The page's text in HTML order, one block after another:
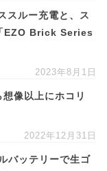
スルー充電と、ス
EZO Brick Series
2023年8月1日
像以上にホコリ
2022年12月31日
バッテリーで生ゴ